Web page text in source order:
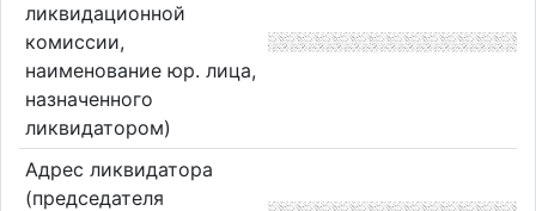
ликвидационной
комиссии,
наименование юр. лица,
назначенного
ликвидатором)
Адрес ликвидатора
(председателя